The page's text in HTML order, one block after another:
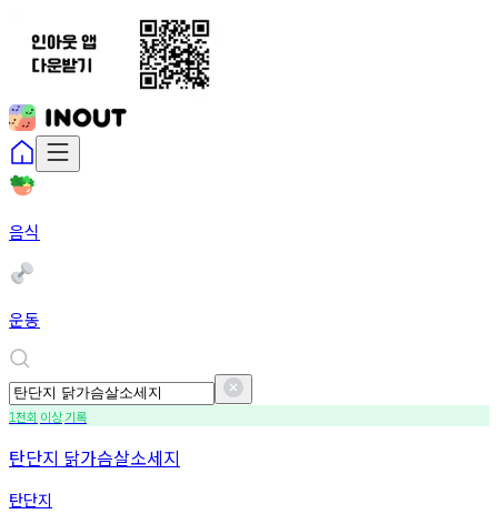
음식
운동
1천회 이상기록
탄단지 닭가슴살소세지
탄단지